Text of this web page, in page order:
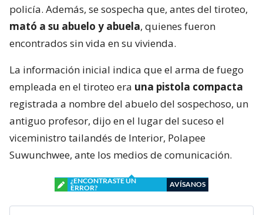
policía. Además, se sospecha que, antes del tiroteo,
mató a su abuelo y abuela, quienes fueron
encontrados sin vida en su vivienda.
La información inicial indica que el arma de fuego
empleada en el tiroteo era una pistola compacta
registrada a nombre del abuelo del sospechoso, un
antiguo profesor, dijo en el lugar del suceso el
viceministro tailandés de Interior, Polapee
Suwunchwee, ante los medios de comunicación.
¿ENCONTRASTE UN
ERROR?
AVÍSANOS